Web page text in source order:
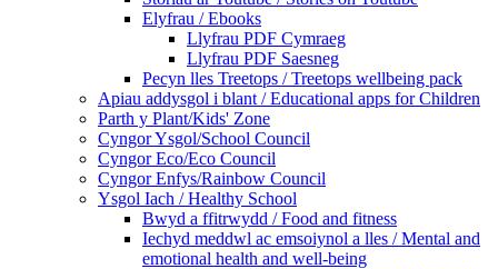
Elyfrau / Ebooks
Llyfrau PDF Cymraeg
Llyfrau PDF Saesneg
Pecyn lles Treetops / Treetops wellbeing pack
Apiau addysgol i blant / Educational apps for Children
Parth y Plant/Kids' Zone
Cyngor Ysgol/School Council
Cyngor Eco/Eco Council
Cyngor Enfys/Rainbow Council
Ysgol Iach / Healthy School
Bwyd a ffitrwydd / Food and fitness
Iechyd meddwl ac emsoiynol a lles / Mental and
emotional health and well-being